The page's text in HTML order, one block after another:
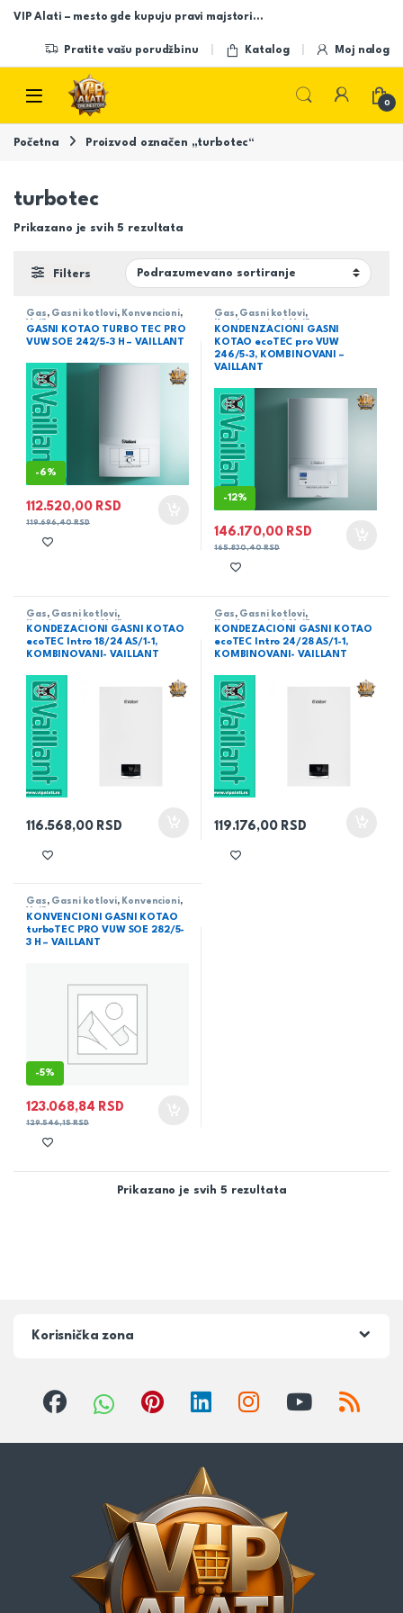
Skip to navigation
Skip to content
VIP Alati – mesto gde kupuju pravi majstori…
Pratite vašu porudžbinu Katalog Moj nalog
Open
0
Početna Proizvod označen „turbotec“
turbotec
Prikazano je svih 5 rezultata
Filters
Gas , Gasni kotlovi, Konvencioni,
Vaillant
GASNI KOTAO TURBO TEC PRO
VUW SOE 242/5-3 H – VAILLANT
-6%
112.520,00 RSD
119.696,40RSD
Gas , Gasni kotlovi,
Kondenzacioni ,Vaillant
KONDENZACIONI GASNI
KOTAO ecoTEC pro VUW
246/5-3, KOMBINOVANI –
VAILLANT
-12%
146.170,00 RSD
165.830,40RSD
Gas , Gasni kotlovi,
Kondenzacioni , Vaillant
KONDEZACIONI GASNI KOTAO
ecoTEC Intro 18/24 AS/1-1,
KOMBINOVANI- VAILLANT
116.568,00 RSD
Gas , Gasni kotlovi,
Kondenzacioni , Vaillant
KONDEZACIONI GASNI KOTAO
ecoTEC Intro 24/28 AS/1-1,
KOMBINOVANI- VAILLANT
119.176,00 RSD
Gas , Gasni kotlovi, Konvencioni,
Vaillant
KONVENCIONI GASNI KOTAO
turboTEC PRO VUW SOE 282/5-
3 H – VAILLANT
-5%
123.068,84 RSD
129.546,15RSD
Prikazano je svih 5 rezultata
Korisnička zona